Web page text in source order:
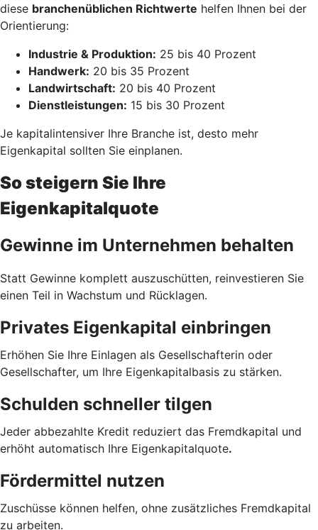
diese branchenüblichen Richtwerte helfen Ihnen bei der
Orientierung:
Industrie & Produktion: 25 bis 40 Prozent
Handwerk: 20 bis 35 Prozent
Landwirtschaft: 20 bis 40 Prozent
Dienstleistungen: 15 bis 30 Prozent
Je kapitalintensiver Ihre Branche ist, desto mehr
Eigenkapital sollten Sie einplanen.
So steigern Sie Ihre
Eigenkapitalquote
Gewinne im Unternehmen behalten
Statt Gewinne komplett auszuschütten, reinvestieren Sie
einen Teil in Wachstum und Rücklagen.
Privates Eigenkapital einbringen
Erhöhen Sie Ihre Einlagen als Gesellschafterin oder
Gesellschafter, um Ihre Eigenkapitalbasis zu stärken.
Schulden schneller tilgen
Jeder abbezahlte Kredit reduziert das Fremdkapital und
erhöht automatisch Ihre Eigenkapitalquote.
Fördermittel nutzen
Zuschüsse können helfen, ohne zusätzliches Fremdkapital
zu arbeiten.